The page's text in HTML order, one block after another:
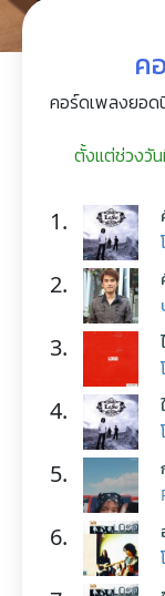
ค
คอร์ดเพลงยอด
ตั้งแต่ช่วงวั
1.
2.
3.
4.
5.
6.